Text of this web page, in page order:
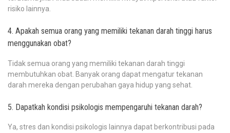
risiko lainnya.
4. Apakah semua orang yang memiliki tekanan darah tinggi harus
menggunakan obat?
Tidak semua orang yang memiliki tekanan darah tinggi
membutuhkan obat. Banyak orang dapat mengatur tekanan
darah mereka dengan perubahan gaya hidup yang sehat.
5. Dapatkah kondisi psikologis mempengaruhi tekanan darah?
Ya, stres dan kondisi psikologis lainnya dapat berkontribusi pada